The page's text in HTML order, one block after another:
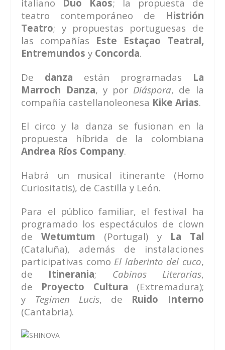
italiano Duo Kaos; la propuesta de
teatro contemporáneo de Histrión
Teatro; y propuestas portuguesas de
las compañías Este Estaçao Teatral,
Entremundosy Concorda.
De danza están programadas La
Marroch Danza, y por Diáspora, de la
compañía castellanoleonesa Kike Arias.
El circo y la danza se fusionan en la
propuesta híbrida de la colombiana
Andrea Ríos Company.
Habrá un musical itinerante (Homo
Curiositatis), de Castilla y León.
Para el público familiar, el festival ha
programado los espectáculos de clown
deWetumtum (Portugal) y La Tal
(Cataluña), además de instalaciones
participativas como El laberinto del cuco,
de Itinerania; Cabinas Literarias,
de Proyecto Cultura (Extremadura);
y Tegimen Lucis, de Ruido Interno
(Cantabria).